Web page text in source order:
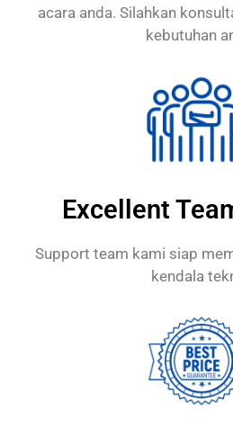
acara anda. Silahkan
kebutuhan
Excellent
Support team kami siap
kendala